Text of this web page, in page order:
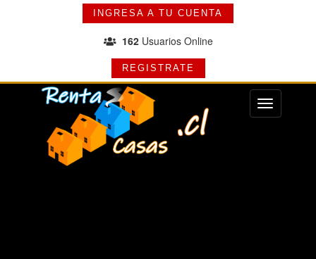
INGRESA A TU CUENTA
162Usuarios Online
REGISTRATE
Menu